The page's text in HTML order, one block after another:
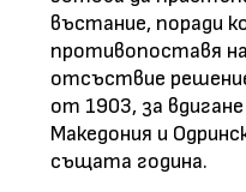
въстание, поради
противопоставя
отсъствие
от 1903, за
Македония и
същата година.